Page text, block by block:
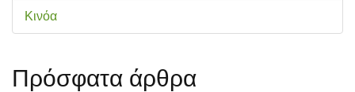
Κινόα
Πρόσφατα άρθρα